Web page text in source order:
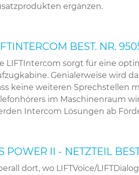
ergänzen.
BEST. NR.
LIFTIntercom sorgt für eine
Genialerweise wird
keine weiteren Sprechstellen
im Maschinenraum
Intercom Lösungen ab
POWER II - NETZTEIL
dort, wo LIFTVoice/